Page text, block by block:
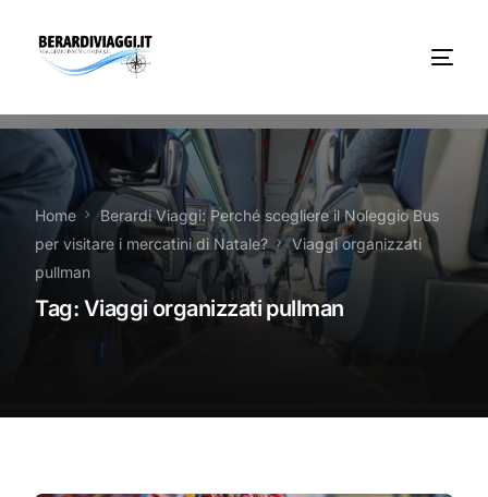
Home
Berardi Viaggi: Perché scegliere il Noleggio Bus
per visitare i mercatini di Natale?
Viaggi organizzati
pullman
Tag: Viaggi organizzati pullman
Chi Siamo
Noleggio
Autobus servizi
Vacanze Viaggi Frosinone
News